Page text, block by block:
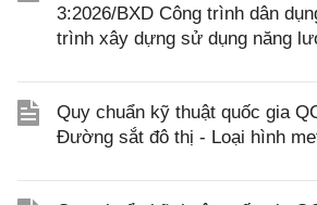
3:2026/BXD Công trình dân
trình xây dựng sử dụng năng
Quy chuẩn kỹ thuật quốc gia
Đường sắt đô thị - Loại hình